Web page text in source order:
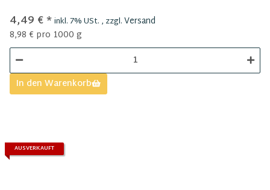
4,49 €*inkl. 7% USt. , zzgl.Versand
8,98 € pro 1000 g
In den Warenkorb
AUSVERKAUFT